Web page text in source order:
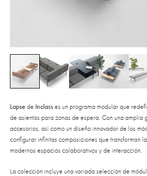
Lapse de Inclasses un programa modular que
de asientos para zonas de espera. Con una amplia
accesorios, así como un diseño innovador de los
configurar infinitas composiciones que transforman
modernos espacios colaborativos y de interacción.
La colección incluye una variada selección de